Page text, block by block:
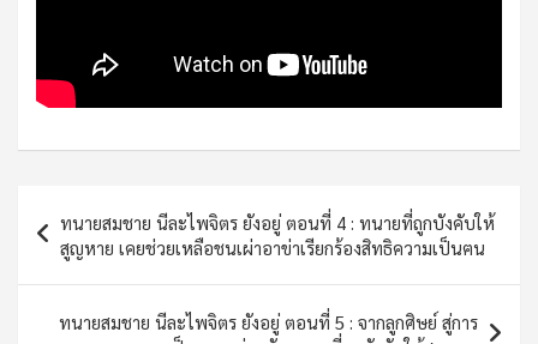
navigation
ทนายสมชาย นีละไพจิตร ยังอยู่ ตอนที่ 4 : ทนายที่ถูกบังคับให้
สูญหาย เคยช่วยเหลือชนเผ่าอาข่าเรียกร้องสิทธิความเป็นฅน
ทนายสมชาย นีละไพจิตร ยังอยู่ ตอนที่ 5 : จากลูกศิษย์ สู่การ